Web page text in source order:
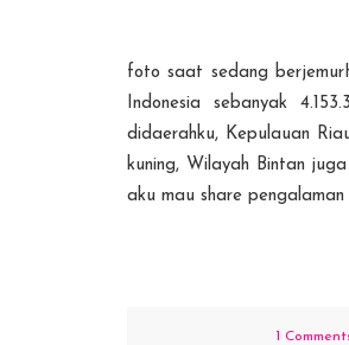
foto saat sedang
Indonesia sebanyak
didaerahku, Kepulauan
kuning, Wilayah Bintan
aku mau share pengalaman
1